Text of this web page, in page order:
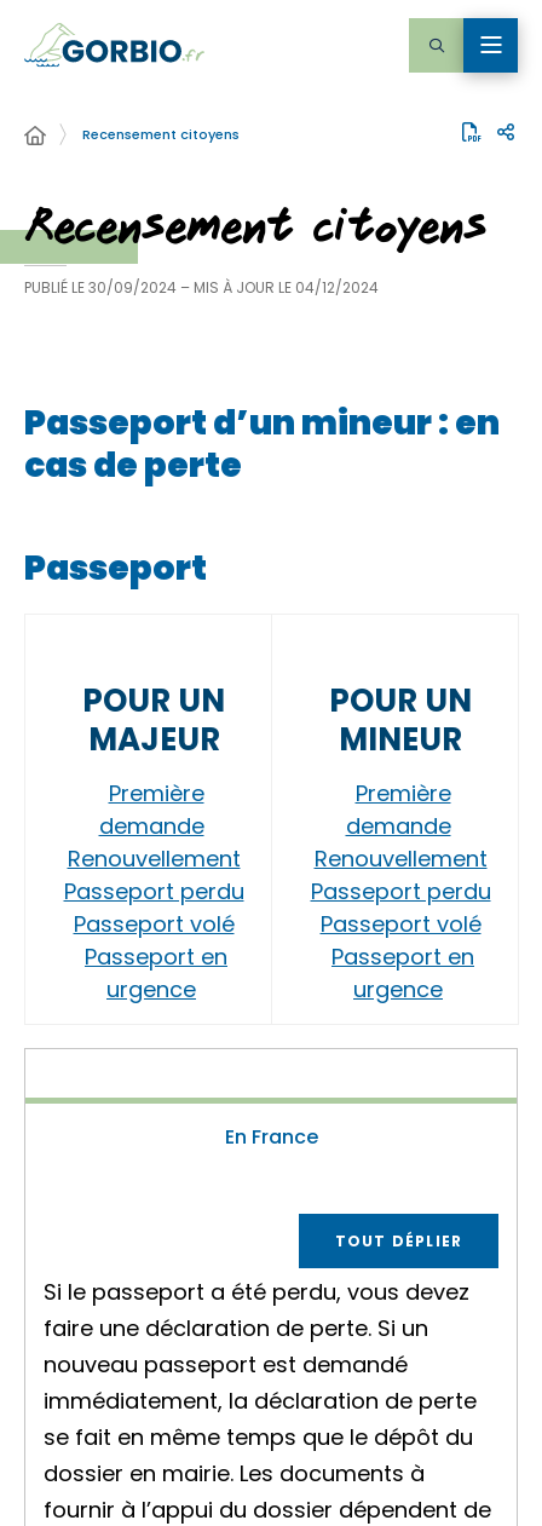
Recensement citoyens
Recensement citoyens
PUBLIÉ LE30/09/2024 – MIS À JOUR LE 04/12/2024
Passeport d’un mineur : en
cas de perte
Passeport
POUR UN
MAJEUR
Première
demande
Renouvellement
Passeport perdu
Passeport volé
Passeport en
urgence
POUR UN
MINEUR
Première
demande
Renouvellement
Passeport perdu
Passeport volé
Passeport en
urgence
En France
TOUT DÉPLIER
Si le passeport a été perdu, vous devez
faire une déclaration de perte. Si un
nouveau passeport est demandé
immédiatement, la déclaration de perte
se fait en même temps que le dépôt du
dossier en mairie. Les documents à
fournir à l’appui du dossier dépendent de